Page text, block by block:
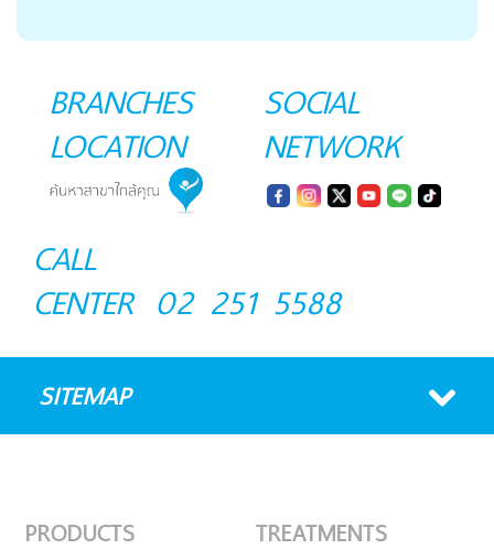
BRANCHES
LOCATION
SOCIAL
NETWORK
CALL
CENTER 02 251 5588
SITEMAP
PRODUCTS TREATMENTS